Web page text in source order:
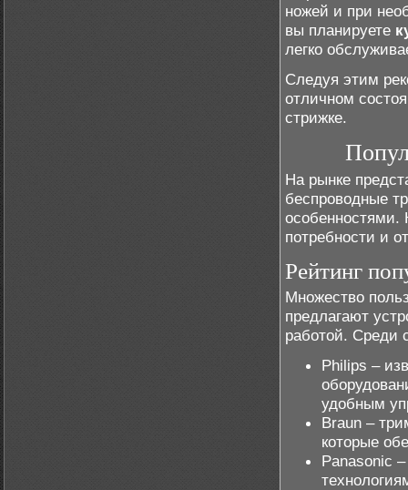
ножей и при
вы планируете
легко
Следуя этим
отличном
стрижке.
На рынке
беспроводные
особенностями.
потребности и
Рейтинг
Множество
предлагают
работой. Среди
Philips –
удобным
Braun –
которые
Panasonic